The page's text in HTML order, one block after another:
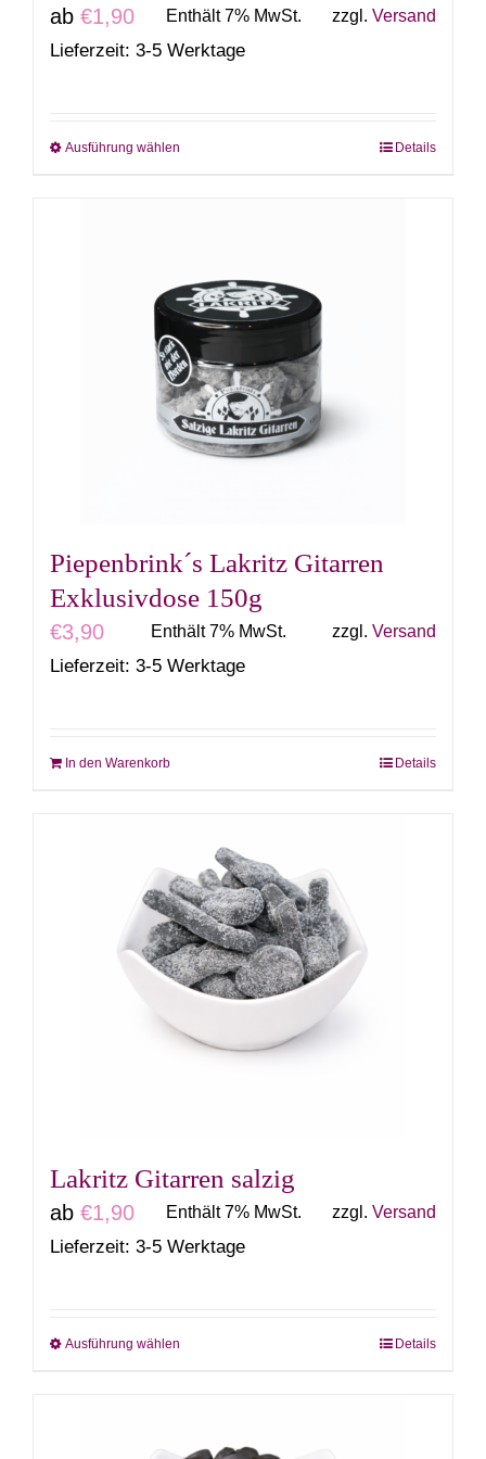
ab €1,90 Enthält 7% MwSt. zzgl. Versand
Lieferzeit: 3-5 Werktage
Ausführung wählen
Varianten
auf.
Die
Optionen
können
auf
werden
Details
Piepenbrink´s Lakritz Gitarren
Exklusivdose 150g
€3,90 Enthält 7% MwSt. zzgl. Versand
Lieferzeit: 3-5 Werktage
In den Warenkorb Details
Lakritz Gitarren salzig
ab €1,90 Enthält 7% MwSt. zzgl. Versand
Lieferzeit: 3-5 Werktage
Ausführung wählen
mehrere
Details